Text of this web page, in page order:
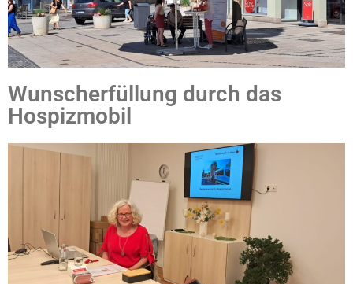
Wunscherfüllung durch das
Hospizmobil